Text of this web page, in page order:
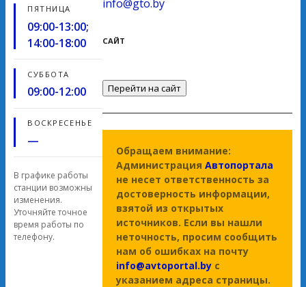
ПЯТНИЦА
09:00-13:00;
14:00-18:00
СУББОТА
09:00-12:00
ВОСКРЕСЕНЬЕ
—
В графике работы
станции возможны
изменения.
Уточняйте точное
время работы по
телефону.
info@gto.by
САЙТ
Перейти на сайт
Обращаем внимание:
Администрация Автопортала
не несет ответственность за
достоверность информации,
взятой из открытых
источников. Если вы нашли
неточность, просим сообщить
нам об ошибках на почту
info@avtoportal.by с
указанием адреса страницы.